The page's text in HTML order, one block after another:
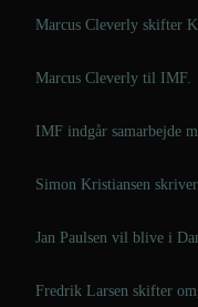
Marcus Cleverly skifter
Marcus Cleverly til IMF.
IMF indgår samarbejde
Simon Kristiansen
Jan Paulsen vil blive i
Fredrik Larsen skifter